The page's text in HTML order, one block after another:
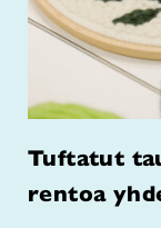
Tuftatut
rentoa